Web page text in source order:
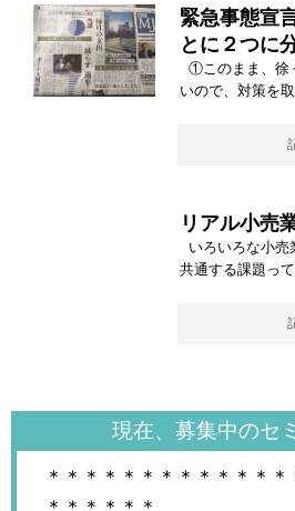
緊急事態宣
とに２つに
①このまま、徐
いので、対策を
リアル小売
いろいろな小売
共通する課題っ
現在、募集中のセ
＊＊＊＊＊＊＊＊＊＊＊＊＊